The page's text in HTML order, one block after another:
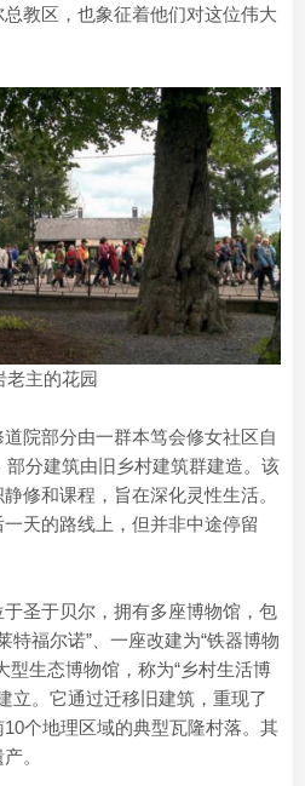
教区，也象征着他们对这位伟大
老主的花园
道院部分由一群本笃会修女社区自
部分建筑由旧乡村建筑群建造。该
修和课程，旨在深化灵性生活。
天的路线上，但并非中途停留
于圣于贝尔，拥有多座博物馆，包
特福尔诺”、一座改建为“铁器博物
型生态博物馆，称为“乡村生活博
立。它通过迁移旧建筑，重现了
个地理区域的典型瓦隆村落。其
。